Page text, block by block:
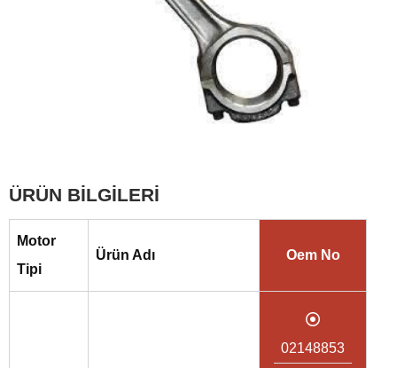
ÜRÜN BİLGİLERİ
Motor
Tipi
Ürün Adı Oem No
02148853